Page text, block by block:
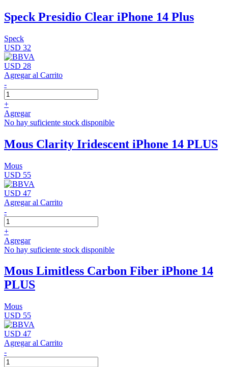
Speck Presidio Clear iPhone 14 Plus
Speck
USD 32
USD 28
Agregar al Carrito
-
+
Agregar
No hay suficiente stock disponible
Mous Clarity Iridescent iPhone 14 PLUS
Mous
USD 55
USD 47
Agregar al Carrito
-
+
Agregar
No hay suficiente stock disponible
Mous Limitless Carbon Fiber iPhone 14
PLUS
Mous
USD 55
USD 47
Agregar al Carrito
-